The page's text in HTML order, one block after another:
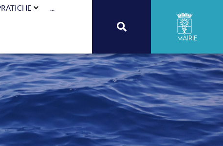
Mairie